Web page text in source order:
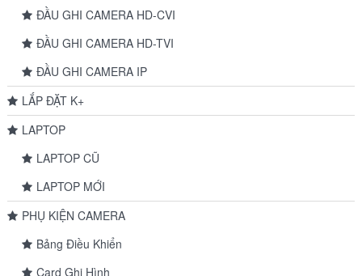
ĐẦU GHI CAMERA HD-CVI
ĐẦU GHI CAMERA HD-TVI
ĐẦU GHI CAMERA IP
LẮP ĐẶT K+
LAPTOP
LAPTOP CŨ
LAPTOP MỚI
PHỤ KIỆN CAMERA
Bảng Điều Khiển
Card Ghi Hình